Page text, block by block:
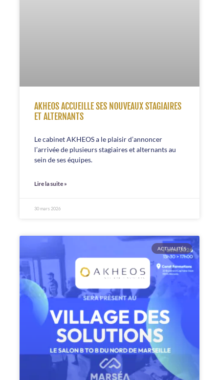
AKHEOS ACCUEILLE SES NOUVEAUX STAGIAIRES
ET ALTERNANTS
Le cabinet AKHEOS a le plaisir d’annoncer
l’arrivée de plusieurs stagiaires et alternants au
sein de ses équipes.
Lire la suite »
30 mars 2026
ACTUALITÉS